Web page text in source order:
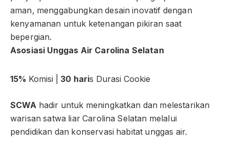
aman, menggabungkan desain inovatif dengan
kenyamanan untuk ketenangan pikiran saat
bepergian.
Asosiasi Unggas Air Carolina Selatan
15% Komisi | 30 haris Durasi Cookie
SCWA hadir untuk meningkatkan dan melestarikan
warisan satwa liar Carolina Selatan melalui
pendidikan dan konservasi habitat unggas air.